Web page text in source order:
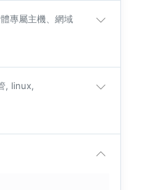
專屬主機、網域
, linux,